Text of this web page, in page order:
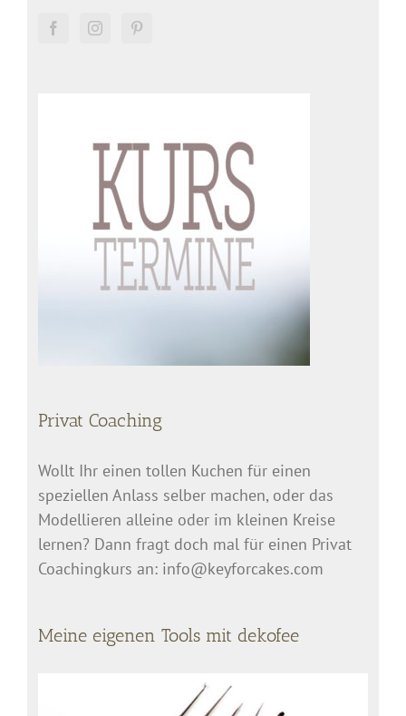
Privat Coaching
Wollt Ihr einen tollen Kuchen für einen
speziellen Anlass selber machen, oder das
Modellieren alleine oder im kleinen Kreise
lernen? Dann fragt doch mal für einen Privat
Coachingkurs an: info@keyforcakes.com
Meine eigenen Tools mit dekofee